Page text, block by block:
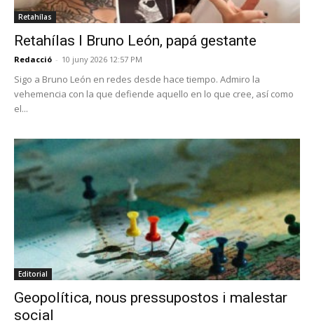
Retahílas
Retahílas l Bruno León, papá gestante
Redacció - 10 juny 2026 12:57 PM
Sigo a Bruno León en redes desde hace tiempo. Admiro la
vehemencia con la que defiende aquello en lo que cree, así como
el...
Editorial
Geopolítica, nous pressupostos i malestar
social